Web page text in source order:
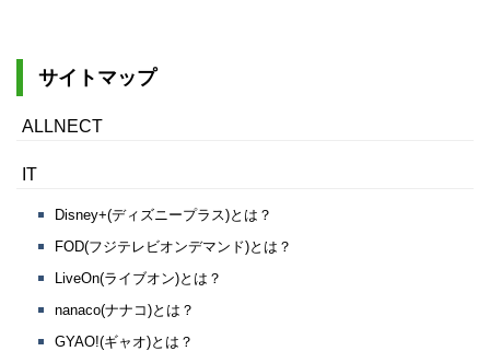
サイトマップ
ALLNECT
IT
Disney+(ディズニープラス)とは？
FOD(フジテレビオンデマンド)とは？
LiveOn(ライブオン)とは？
nanaco(ナナコ)とは？
GYAO!(ギャオ)とは？